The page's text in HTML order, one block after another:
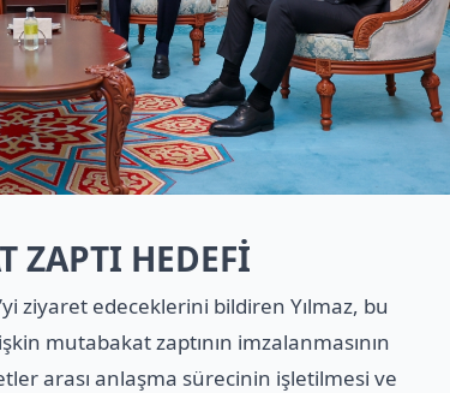
ZAPTI HEDEFİ
ziyaret edeceklerini bildiren Yılmaz, bu
mutabakat zaptının imzalanmasının
arası anlaşma sürecinin işletilmesi ve